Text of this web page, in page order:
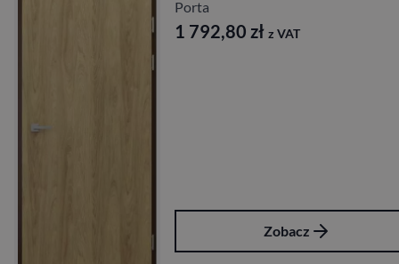
Porta
1 792,80 zł z VAT
Zobacz